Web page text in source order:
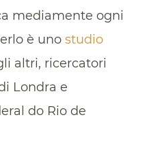
mediamente ogni
è uno studio
altri, ricercatori
Londra e
do Rio de